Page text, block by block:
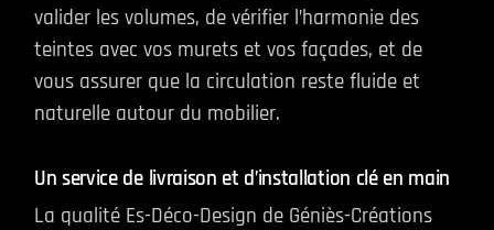
valider les volumes, de vérifier l’harmonie des
teintes avec vos murets et vos façades, et de
vous assurer que la circulation reste fluide et
naturelle autour du mobilier.
Un service de livraison et d’installation clé en main
La qualité Es-Déco-Design de Géniès-Créations